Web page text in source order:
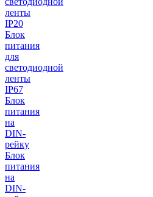
ленты
IP20
Блок
питания
для
светодиодной
ленты
IP67
Блок
питания
на
DIN-
рейку
Блок
питания
на
DIN-